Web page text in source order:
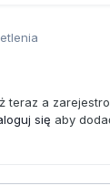
teraz a
się aby